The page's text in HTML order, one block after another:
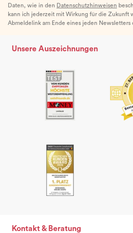
Daten, wie in den Datenschutzhinweisen
kann ich jederzeit mit Wirkung für die Zukunft
Abmeldelink am Ende eines jeden
Unsere Auszeichnungen
Kontakt & Beratung